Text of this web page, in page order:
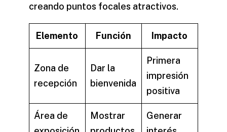
creando puntos focales atractivos.
Elemento Función Impacto
Zona de
recepción
Dar la
bienvenida
Primera
impresión
positiva
Área de
Mostrar
Generar